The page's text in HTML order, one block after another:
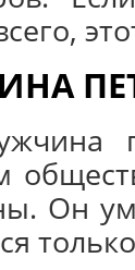
Он